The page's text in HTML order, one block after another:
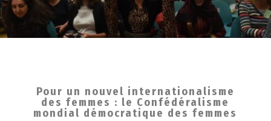
Pour un nouvel internationalisme
des femmes : le Confédéralisme
mondial démocratique des femmes